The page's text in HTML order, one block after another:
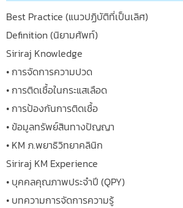
Best Practice (แนวปฏิบัติที่เป็นเลิศ)
Definition (นิยามศัพท์)
Siriraj Knowledge
• การจัดการความปวด
• การติดเชื้อในกระแสเลือด
• การป้องกันการติดเชื้อ
• ข้อมูลทรัพย์สินทางปัญญา
• KM ภ.พยาธิวิทยาคลินิก
Siriraj KM Experience
• บุคคลคุณภาพประจำปี (QPY)
• บทความการจัดการความรู้